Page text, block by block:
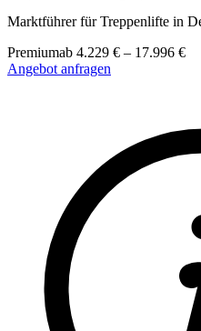
Marktführer für Treppenlifte in
Premiumab 4.229 € – 17.996 €
Angebot anfragen